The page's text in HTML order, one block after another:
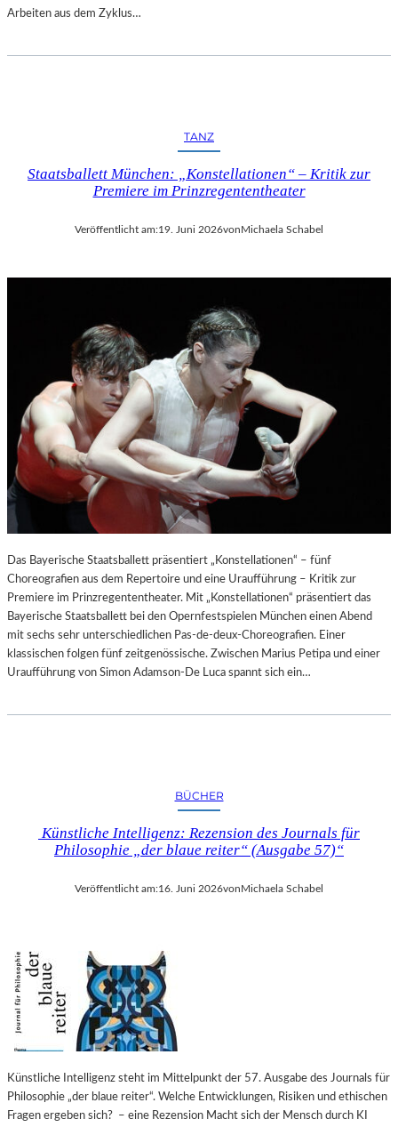
Arbeiten aus dem Zyklus…
TANZ
Staatsballett München: „Konstellationen“ – Kritik zur
Premiere im Prinzregententheater
Veröffentlicht am:19. Juni 2026vonMichaela Schabel
Das Bayerische Staatsballett präsentiert „Konstellationen“ – fünf
Choreografien aus dem Repertoire und eine Uraufführung – Kritik zur
Premiere im Prinzregententheater. Mit „Konstellationen“ präsentiert das
Bayerische Staatsballett bei den Opernfestspielen München einen Abend
mit sechs sehr unterschiedlichen Pas-de-deux-Choreografien. Einer
klassischen folgen fünf zeitgenössische. Zwischen Marius Petipa und einer
Uraufführung von Simon Adamson-De Luca spannt sich ein…
BÜCHER
Künstliche Intelligenz: Rezension des Journals für
Philosophie „der blaue reiter“ (Ausgabe 57)“
Veröffentlicht am:16. Juni 2026vonMichaela Schabel
Künstliche Intelligenz steht im Mittelpunkt der 57. Ausgabe des Journals für
Philosophie „der blaue reiter“. Welche Entwicklungen, Risiken und ethischen
Fragen ergeben sich? – eine Rezension Macht sich der Mensch durch KI